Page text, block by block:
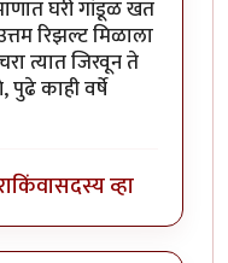
घरी गांडूळ खत
रिझल्ट मिळाला
त्यात जिरवून ते
काही वर्षे
किंवासदस्य व्हा